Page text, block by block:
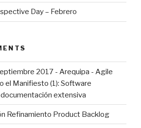
Day – Febrero
2017 - Arequipa - Agile
el Manifiesto (1): Software
extensiva
Refinamiento Product Backlog